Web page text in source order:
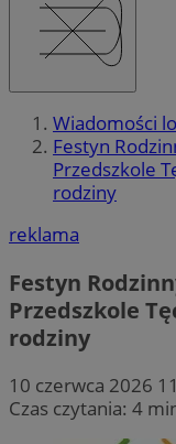
Wiadomości
Festyn
Przedszkole
rodziny
reklama
Festyn
Przedszkole
rodziny
10 czerwca 2026
Czas czytania: 4